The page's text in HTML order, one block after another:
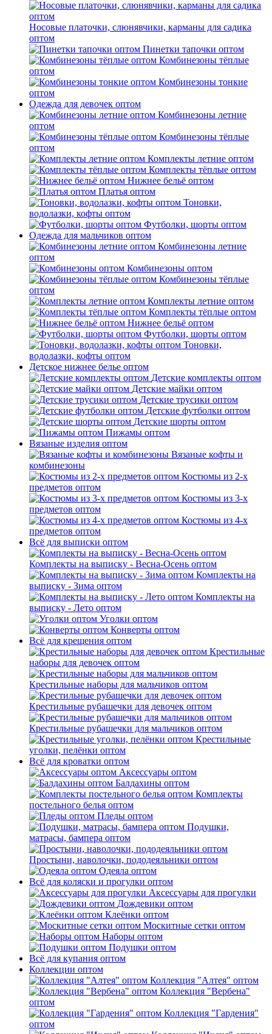
Носовые платочки, слюнявчики, карманы для садика
оптом
Пинетки тапочки оптом
Комбинезоны тёплые
оптом
Комбинезоны тонкие
оптом
Одежда для девочек оптом
Комбинезоны летние
оптом
Комбинезоны тёплые
оптом
Комплекты летние оптом
Комплекты тёплые оптом
Нижнее бельё оптом
Платья оптом
Тоновки,
водолазки, кофты оптом
Футболки, шорты оптом
Одежда для мальчиков оптом
Комбинезоны летние
оптом
Комбинезоны оптом
Комбинезоны тёплые
оптом
Комплекты летние оптом
Комплекты тёплые оптом
Нижнее бельё оптом
Футболки, шорты оптом
Тоновки,
водолазки, кофты оптом
Детское нижнее белье оптом
Детские комплекты оптом
Детские майки оптом
Детские трусики оптом
Детские футболки оптом
Детские шорты оптом
Пижамы оптом
Вязаные изделия оптом
Вязаные кофты и
комбинезоны
Костюмы из 2-х
предметов оптом
Костюмы из 3-х
предметов оптом
Костюмы из 4-х
предметов оптом
Всё для выписки оптом
Комплекты на выписку - Весна-Осень оптом
Комплекты на
выписку - Зима оптом
Комплекты на
выписку - Лето оптом
Уголки оптом
Конверты оптом
Всё для крещения оптом
Крестильные
наборы для девочек оптом
Крестильные наборы для мальчиков оптом
Крестильные рубашечки для девочек оптом
Крестильные рубашечки для мальчиков оптом
Крестильные
уголки, пелёнки оптом
Всё для кроватки оптом
Аксессуары оптом
Балдахины оптом
Комплекты
постельного белья оптом
Пледы оптом
Подушки,
матрасы, бампера оптом
Простыни, наволочки, пододеяльники оптом
Одеяла оптом
Всё для коляски и прогулки оптом
Аксессуары для прогулки
Дождевики оптом
Клеёнки оптом
Москитные сетки оптом
Наборы оптом
Подушки оптом
Всё для купания оптом
Коллекции оптом
Коллекция "Алтея" оптом
Коллекция "Вербена"
оптом
Коллекция "Гардения"
оптом